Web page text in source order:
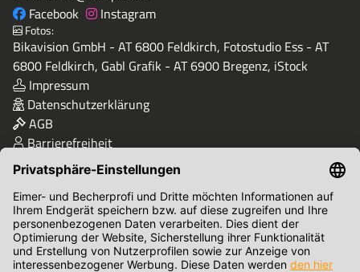
Facebook
Instagram
Fotos:
Bikavision GmbH - AT 6800 Feldkirch, Fotostudio Ess - AT
6800 Feldkirch, Gabl Grafik - AT 6900 Bregenz, iStock
Impressum
Datenschutzerklärung
AGB
Barrierefreiheit
Qualität & Sicherheit